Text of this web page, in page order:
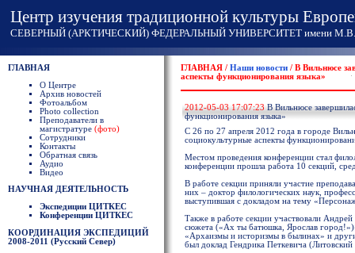
Центр изучения традиционной культуры
СЕВЕРНЫЙ (АРКТИЧЕСКИЙ) ФЕДЕРАЛЬНЫЙ УНИВЕРСИТЕТ имени М.В.
ГЛАВНАЯ
О Центре
Архив новостей
Фотоальбом
Photo collection
Преподаватели в
магистратуре (фото)
Сотрудники
Контакты
Обратная связь
Аудио
Видео
НАУЧНАЯ ДЕЯТЕЛЬНОСТЬ
Экспедиции ЦИТКЕС
Конференции ЦИТКЕС
КООРДИНАЦИЯ ЭКСПЕДИЦИЙ
2008-2011 (Русский Север)
ГЛАВНАЯ / Наши новости / В Вильнюсе
аспекты функционирования языка»
2012-05-03 17:07:23В Вильнюсе
функционирования языка»
C 26 по 27 апреля 2012 года в городе
социокультурные аспекты
Местом проведения конференции стал
конференции прошла работа 10 секций,
В работе секции приняли участие
них – доктор филологических наук,
выступившая с докладом на тему
Также в работе секции участвовали
сюжета («Ах ты батюшка, Ярослав
«Архаизмы и историзмы в былинах» и
был доклад Гендрика Петкевича